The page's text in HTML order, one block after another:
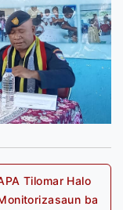
Tilomar Halo
ba